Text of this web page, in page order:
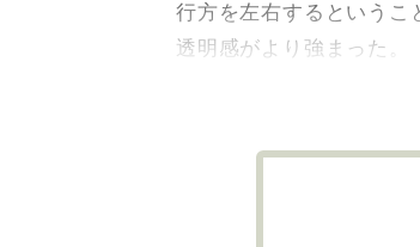
行方を左右するというこ
透明感がより強まった。